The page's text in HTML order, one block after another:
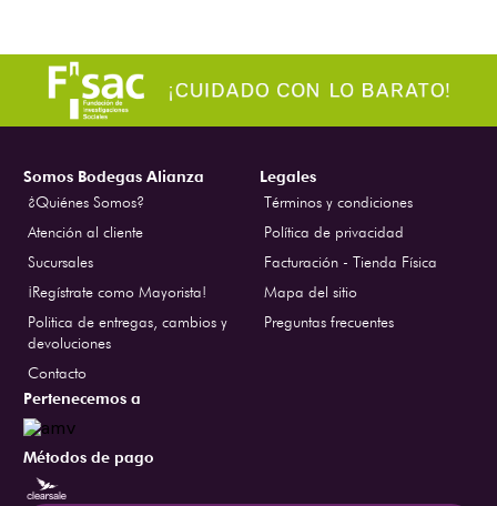
Somos Bodegas Alianza
¿Quiénes Somos?
Atención al cliente
Sucursales
¡Regístrate como Mayorista!
Politica de entregas, cambios y
devoluciones
Contacto
Legales
Términos y condiciones
Política de privacidad
Facturación - Tienda Física
Mapa del sitio
Preguntas frecuentes
Pertenecemos a
Métodos de pago